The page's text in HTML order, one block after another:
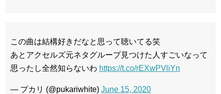
この曲は結構好きだなと思って聴いてる笑
あとアクセルズ元ネタグループ見つけた人すごいなって
思ったし全然知らないわ https://t.co/rEXwPVliYn
— プカリ (@pukariwhite) June 15, 2020